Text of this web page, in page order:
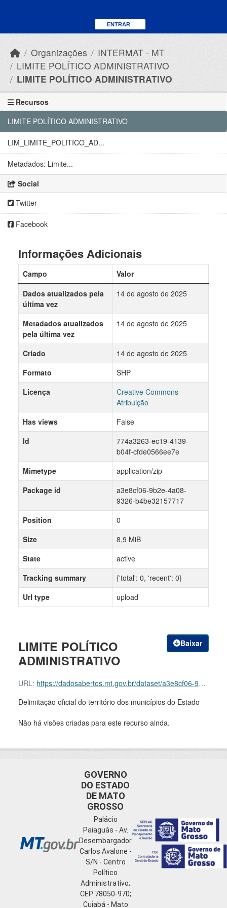
ENTRAR
Organizações
INTERMAT - MT
LIMITE POLÍTICO ADMINISTRATIVO
LIMITE POLÍTICO ADMINISTRATIVO
Baixar
LIMITE POLÍTICO
ADMINISTRATIVO
URL: https://dadosabertos.mt.gov.br/dataset/a3e8cf06-9b2e-4a08-9326-b4be32157717/resource/774a3263-ec19-4139-b04f-cfde0566ee7e/download/lim_limite_politico_administrativo_a.zip
Delimitação oficial do território dos municípios do Estado
Não há visões criadas para este recurso ainda.
Recursos
LIMITE POLÍTICO ADMINISTRATIVO
LIM_LIMITE_POLITICO_AD...
Metadados: Limite...
Social
Twitter
Facebook
Informações Adicionais
Campo
Valor
Dados atualizados pela
última vez
14 de agosto de 2025
Metadados atualizados
pela última vez
14 de agosto de 2025
Criado
14 de agosto de 2025
Formato
SHP
Licença
Creative Commons
Atribuição
Has views
False
Id
774a3263-ec19-4139-
b04f-cfde0566ee7e
Mimetype
application/zip
Package id
a3e8cf06-9b2e-4a08-
9326-b4be32157717
Position
0
Size
8,9 MiB
State
active
Tracking summary
{'total': 0, 'recent': 0}
Url type
upload
GOVERNO
DO ESTADO
DE MATO
GROSSO
Palácio
Paiaguás - Av.
Desembargador
Carlos Avalone -
S/N - Centro
Político
Administrativo;
CEP 78050-970;
Cuiabá - Mato